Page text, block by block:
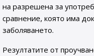
на разрешена за
сравнение, която има
заболяването.
Резултатите от